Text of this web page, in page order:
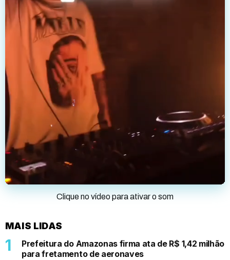
Clique no vídeo para ativar o som
MAIS LIDAS
Prefeitura do Amazonas firma ata de R$ 1,42 milhão
para fretamento de aeronaves